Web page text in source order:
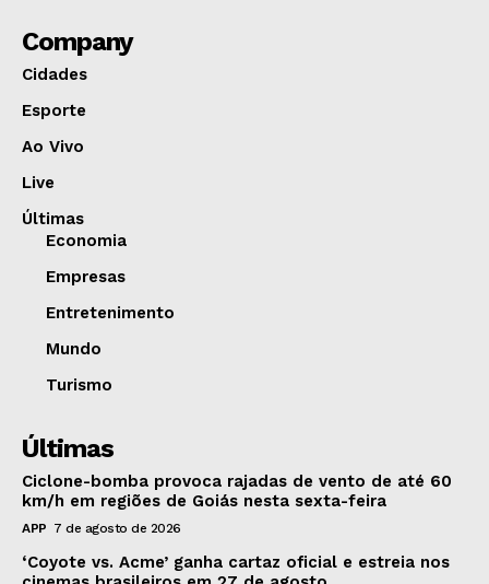
Company
Cidades
Esporte
Ao Vivo
Live
Últimas
Economia
Empresas
Entretenimento
Mundo
Turismo
Últimas
Ciclone-bomba provoca rajadas de vento de até 60
km/h em regiões de Goiás nesta sexta-feira
APP 7 de agosto de 2026
‘Coyote vs. Acme’ ganha cartaz oficial e estreia nos